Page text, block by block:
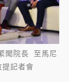
聞院長 至馬尼
提記者會